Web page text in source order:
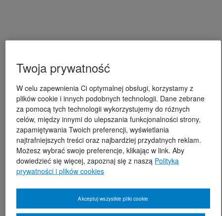
Twoja prywatność
W celu zapewnienia Ci optymalnej obsługi, korzystamy z
plików cookie i innych podobnych technologii. Dane zebrane
za pomocą tych technologii wykorzystujemy do różnych
celów, między innymi do ulepszania funkcjonalności strony,
zapamiętywania Twoich preferencji, wyświetlania
najtrafniejszych treści oraz najbardziej przydatnych reklam.
Możesz wybrać swoje preferencje, klikając w link. Aby
dowiedzieć się więcej, zapoznaj się z naszą Polityką
prywatności i plików cookies
Akceptuj wszystkie pliki cookie